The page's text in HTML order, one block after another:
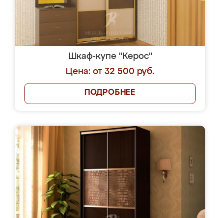
Шкаф-купе "Керос"
Цена: от 32 500 руб.
ПОДРОБНЕЕ